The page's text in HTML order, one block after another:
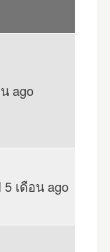
ago
5 เดือน ago